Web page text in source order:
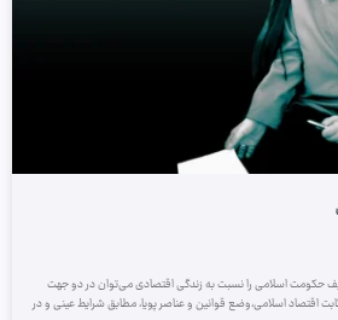
اسلامی را نسبت به زندگی اقتصادی می‌توان در دو جهت
اقتصاد اسلامی،وضع قوانین و عناصر پویا، مطابق شرایط عینی و در